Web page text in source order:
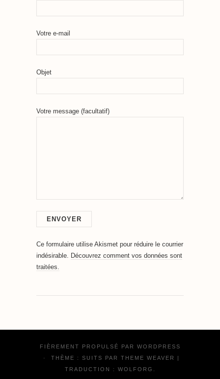
Votre e-mail
Objet
Votre message (facultatif)
Ce formulaire utilise Akismet pour réduire le courrier
indésirable. Découvrez comment vos données sont
traitées.
FIÈREMENT PROPULSÉ PAR WORDPRESS
·
THÈME : SUITS PAR THEME WEAVER
|
TRADUCTION : WOLFORG